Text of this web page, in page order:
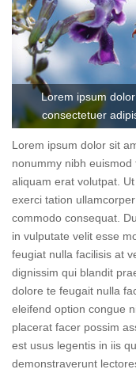
Lorem ipsum dolor
consectetuer
Lorem ipsum dolor sit
nonummy nibh
aliquam erat volutpat.
exerci tation
commodo consequat.
in vulputate velit esse
feugiat nulla facilisis at
dignissim qui blandit
dolore te feugait nulla
eleifend option congue
placerat facer possim
est usus legentis in iis
demonstraverunt